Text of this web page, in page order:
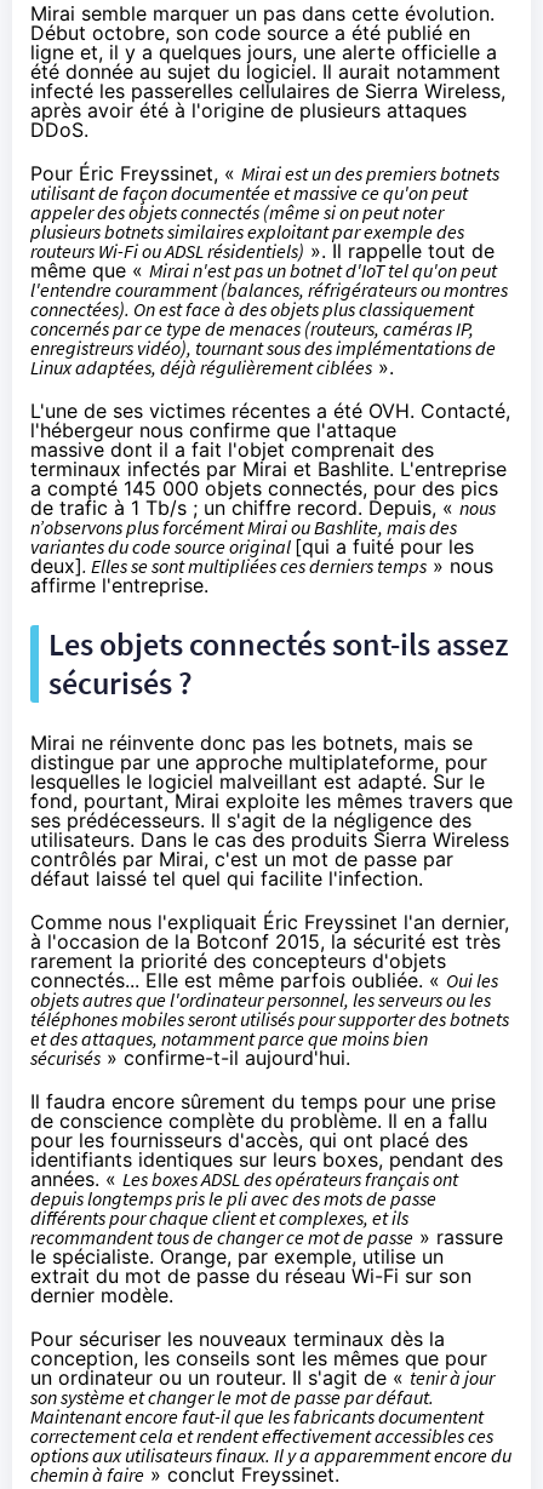
Mirai semble marquer un pas dans cette évolution.
Début octobre, son code source a été publié en
ligne et, il y a quelques jours, une alerte officielle a
été donnée au sujet du logiciel. Il aurait notamment
infecté les passerelles cellulaires de Sierra Wireless,
après avoir été à l'origine de plusieurs attaques
DDoS.
Pour Éric Freyssinet, « Mirai est un des premiers botnets
utilisant de façon documentée et massive ce qu'on peut
appeler desobjets connectés (même si on peut noter
plusieurs botnets similaires exploitant par exemple des
routeurs Wi-Fi ou ADSL résidentiels) ». Il rappelle tout de
même que « Mirai n'est pas un botnet d'IoT tel qu'on peut
l'entendre couramment (balances, réfrigérateurs ou montres
connectées). On est face à des objets plus classiquement
concernés par ce type de menaces (routeurs, caméras IP,
enregistreurs vidéo), tournant sous des implémentations de
Linux adaptées, déjà régulièrement ciblées ».
L'une de ses victimes récentes a été OVH. Contacté,
l'hébergeur nous confirme que l'attaque
massive dont il a fait l'objet comprenait des
terminaux infectés par Mirai et Bashlite. L'entreprise
a compté 145 000 objets connectés, pour des pics
de trafic à 1 Tb/s ; un chiffre record. Depuis, « nous
n’observons plus forcément Mirai ou Bashlite, mais des
variantes du code source original [qui a fuité pour les
deux]. Elles se sont multipliées ces derniers temps » nous
affirme l'entreprise.
Lesobjets connectéssont-ils assez
sécurisés ?
Mirai ne réinvente donc pas les botnets, mais se
distingue par une approche multiplateforme, pour
lesquelles le logiciel malveillant est adapté. Sur le
fond, pourtant, Mirai exploite les mêmes travers que
ses prédécesseurs. Il s'agit de la négligence des
utilisateurs. Dans le cas des produits Sierra Wireless
contrôlés par Mirai, c'est un mot de passe par
défaut laissé tel quel qui facilite l'infection.
Comme nous l'expliquait Éric Freyssinet l'an dernier,
à l'occasion de la Botconf 2015, la sécurité est très
rarement la priorité des concepteurs d'objets
connectés... Elle est même parfois oubliée. « Oui les
objets autres que l'ordinateur personnel, les serveurs ou les
téléphones mobiles seront utilisés pour supporter des botnets
et des attaques, notamment parce que moins bien
sécurisés » confirme-t-il aujourd'hui.
Il faudra encore sûrement du temps pour une prise
de conscience complète du problème. Il en a fallu
pour les fournisseurs d'accès, qui ont placé des
identifiants identiques sur leurs boxes, pendant des
années. « Les boxes ADSL des opérateurs français ont
depuis longtemps pris le pli avec des mots de passe
différents pour chaque client et complexes, et ils
recommandent tous de changer ce mot de passe » rassure
le spécialiste. Orange, par exemple, utilise un
extrait du mot de passe du réseau Wi-Fi sur son
dernier modèle.
Pour sécuriser les nouveaux terminaux dès la
conception, les conseils sont les mêmes que pour
un ordinateur ou un routeur. Il s'agit de « tenir à jour
son système et changer le mot de passe par défaut.
Maintenant encore faut-il que les fabricants documentent
correctement cela et rendent effectivement accessibles ces
options aux utilisateurs finaux. Il y a apparemment encore du
chemin à faire » conclut Freyssinet.